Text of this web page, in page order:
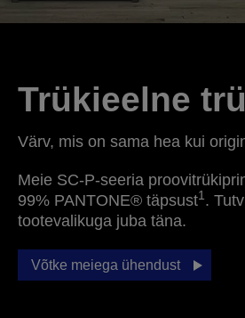
Trükieelne
Värv, mis on sama hea kui
Meie SC-P-seeria
99% PANTONE® täpsust1.
tootevalikuga juba täna.
Võtke meiega ühendust